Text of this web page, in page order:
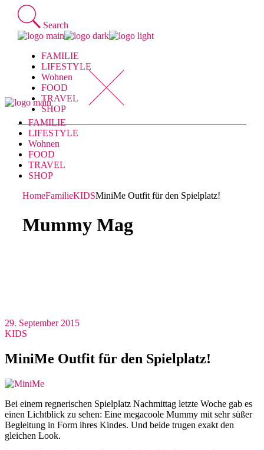
Skip
content
Search
FAMILIE
LIFESTYLE
Wohnen
FOOD
TRAVEL
SHOP
FAMILIE
LIFESTYLE
Wohnen
FOOD
TRAVEL
SHOP
HomeFamilieKIDSMiniMe Outfit für den Spielplatz!
Mummy Mag
29. September 2015
KIDS
MiniMe Outfit für den Spielplatz!
Bei einem regnerischen Spielplatz Nachmittag letzte Woche gab es
einen Lichtblick zu sehen: Eine megacoole Mummy mit sehr süßer
Begleitung in Form ihres Kindes. Und beide trugen exakt den
gleichen Look.